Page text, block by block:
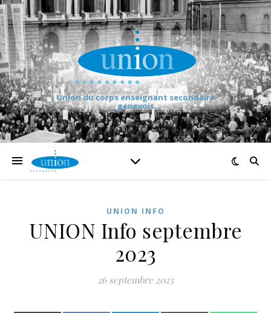
Union du corps enseignant secondaire
genevois
UNION INFO
UNION Info septembre
2023
26 septembre 2023